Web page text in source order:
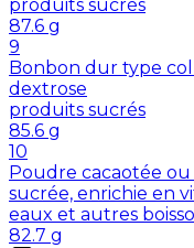
produits sucrés
87.6 g
9
Bonbon dur type
dextrose
produits sucrés
85.6 g
10
Poudre cacaotée
sucrée, enrichie en
eaux et autres
82.7 g